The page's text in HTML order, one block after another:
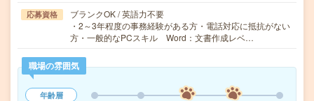
応募資格
ブランクOK / 英語力不要
・2～3年程度の事務経験がある方・電話対応に抵抗がない
方・一般的なPCスキル Word：文書作成レベ…
職場の雰囲気
年齢層